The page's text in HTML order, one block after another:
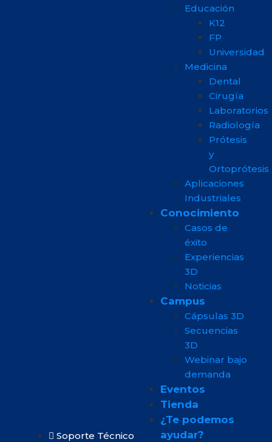
Soporte Técnico
Educación
K12
FP
Universidad
Medicina
Dental
Cirugía
Laboratorios
Radiología
Prótesis
y
Ortoprótesis
Aplicaciones
Industriales
Conocimiento
Casos de
éxito
Experiencias
3D
Noticias
Campus
Cápsulas 3D
Secuencias
3D
Webinar bajo
demanda
Eventos
Tienda
¿Te podemos
ayudar?